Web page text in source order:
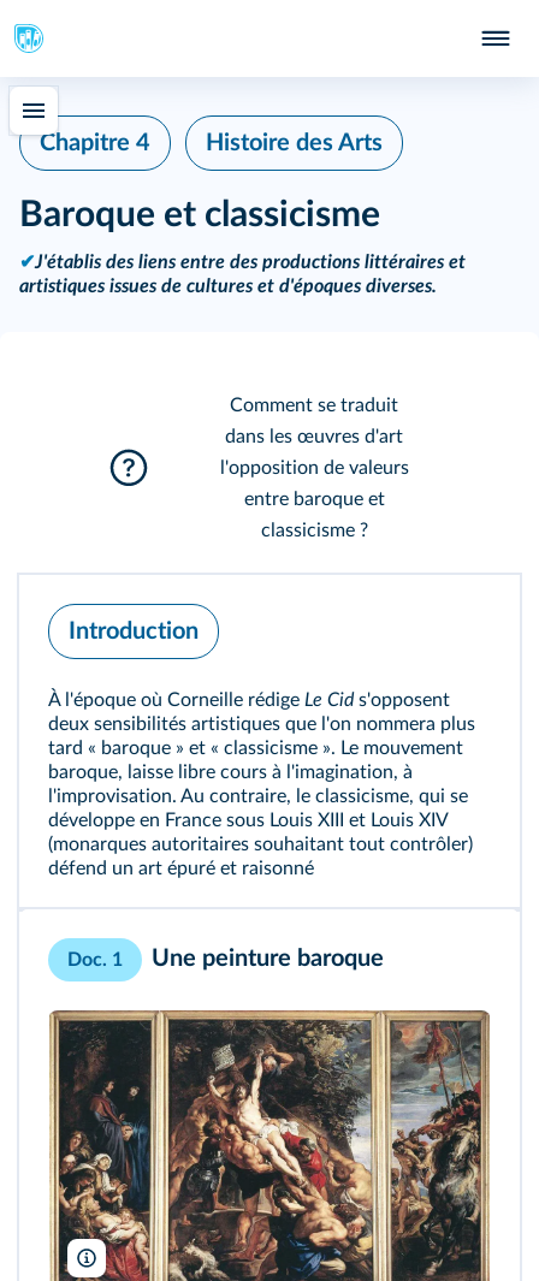
Chapitre 4 Histoire des Arts
Baroque et classicisme
✔J'établis des liens entre des productions littéraires et
artistiques issues de cultures et d'époques diverses.
Comment se traduit
dans les œuvres d'art
l'opposition de valeurs
entre baroque et
classicisme ?
Introduction
À l'époque où Corneille rédige Le Cid s'opposent
deux sensibilités artistiques que l'on nommera plus
tard « baroque » et « classicisme ». Le mouvement
baroque, laisse libre cours à l'imagination, à
l'improvisation. Au contraire, le classicisme, qui se
développe en France sous Louis XIII et Louis XIV
(monarques autoritaires souhaitant tout contrôler)
défend un art épuré et raisonné
Doc. 1 Une peinture baroque
Web Gallery of Art